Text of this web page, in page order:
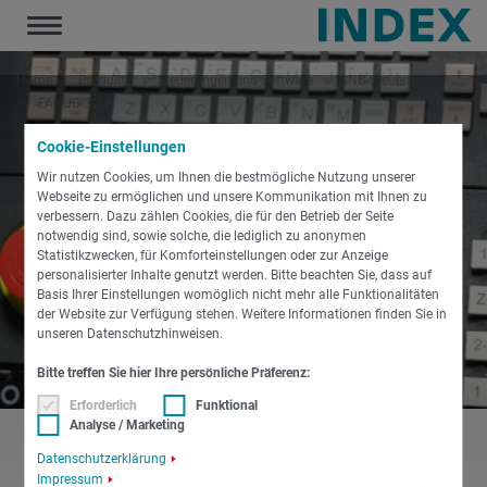
Cookie-Einstellungen
Wir nutzen Cookies, um Ihnen die bestmögliche Nutzung unserer
Webseite zu ermöglichen und unsere Kommunikation mit Ihnen zu
verbessern. Dazu zählen Cookies, die für den Betrieb der Seite
notwendig sind, sowie solche, die lediglich zu anonymen
Statistikzwecken, für Komforteinstellungen oder zur Anzeige
personalisierter Inhalte genutzt werden. Bitte beachten Sie, dass auf
Basis Ihrer Einstellungen womöglich nicht mehr alle Funktionalitäten
der Website zur Verfügung stehen. Weitere Informationen finden Sie in
unseren Datenschutzhinweisen.
Bitte treffen Sie hier Ihre persönliche Präferenz:
Erforderlich
Funktional
Analyse / Marketing
Datenschutzerklärung
Impressum
Toggle
navigation
FANUC 31i-B